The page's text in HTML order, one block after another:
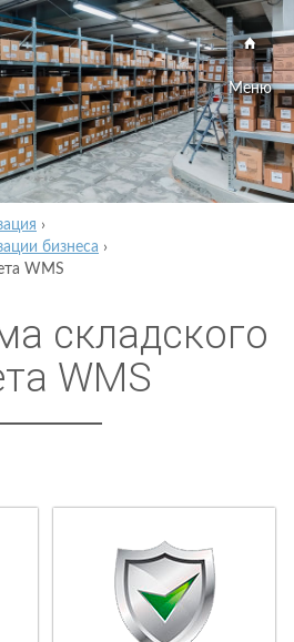
Меню
›
бизнеса ›
WMS
складского
WMS